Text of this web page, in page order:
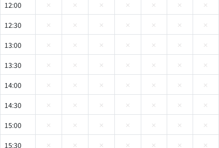
12:00
12:30
13:00
13:30
14:00
14:30
15:00
15:30